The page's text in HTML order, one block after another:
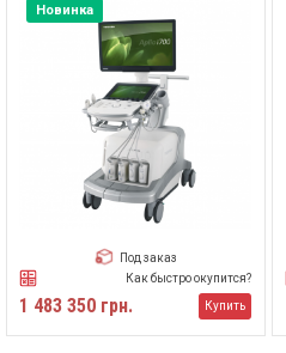
Новинка
Под заказ
Как быстро окупится?
1 483 350 грн. Купить